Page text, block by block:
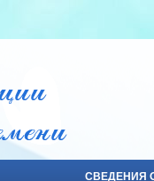
СВЕДЕНИЯ